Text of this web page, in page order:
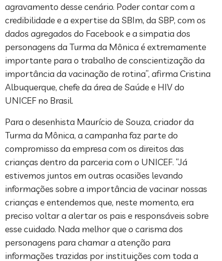
agravamento desse cenário. Poder contar com a
credibilidade e a expertise da SBIm, da SBP, com os
dados agregados do Facebook e a simpatia dos
personagens da Turma da Mônica é extremamente
importante para o trabalho de conscientização da
importância da vacinação de rotina”, afirma Cristina
Albuquerque, chefe da área de Saúde e HIV do
UNICEF no Brasil.
Para o desenhista Maurício de Souza, criador da
Turma da Mônica, a campanha faz parte do
compromisso da empresa com os direitos das
crianças dentro da parceria com o UNICEF. “Já
estivemos juntos em outras ocasiões levando
informações sobre a importância de vacinar nossas
crianças e entendemos que, neste momento, era
preciso voltar a alertar os pais e responsáveis sobre
esse cuidado. Nada melhor que o carisma dos
personagens para chamar a atenção para
informações trazidas por instituições com toda a